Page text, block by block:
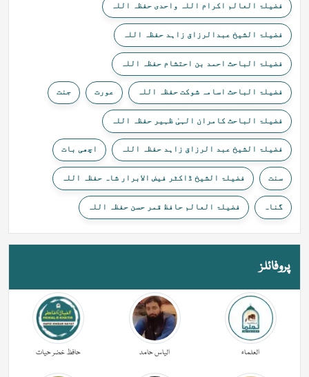
فضیلۃ العالم اکرام اللہ واحدی حفظہ اللہ
فضیلۃ الشیخ عبدالرزاق زاہد حفظہ اللہ
فضیلۃ الباحث احمد بن احتشام حفظہ اللہ
فضیلۃ الباحث اسامہ شوکت حفظہ اللہ عورت جنت
فضیلۃ الباحث کامران الہیٰ ظہیر حفظہ اللہ
فضیلۃ الشیخ عبد الرزاق زاہد حفظہ اللہ اچھی بات
سنت فضیلۃ الشیخ ڈاکٹر فیض الابرار شاہ حفظہ اللہ
گناہ فضیلۃ العالم حافظ قمر حسن حفظہ اللہ
پروفائلز
العلماء الیاس حامد حافظ خضر حیات